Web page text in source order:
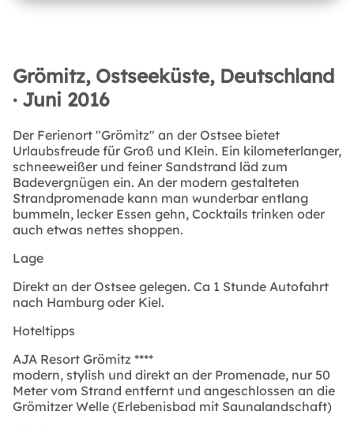
Grömitz, Ostseeküste, Deutschland
· Juni 2016
Der Ferienort "Grömitz" an der Ostsee bietet
Urlaubsfreude für Groß und Klein. Ein kilometerlanger,
schneeweißer und feiner Sandstrand läd zum
Badevergnügen ein. An der modern gestalteten
Strandpromenade kann man wunderbar entlang
bummeln, lecker Essen gehn, Cocktails trinken oder
auch etwas nettes shoppen.
Lage
Direkt an der Ostsee gelegen. Ca 1 Stunde Autofahrt
nach Hamburg oder Kiel.
Hoteltipps
AJA Resort Grömitz ****
modern, stylish und direkt an der Promenade, nur 50
Meter vom Strand entfernt und angeschlossen an die
Grömitzer Welle (Erlebenisbad mit Saunalandschaft)